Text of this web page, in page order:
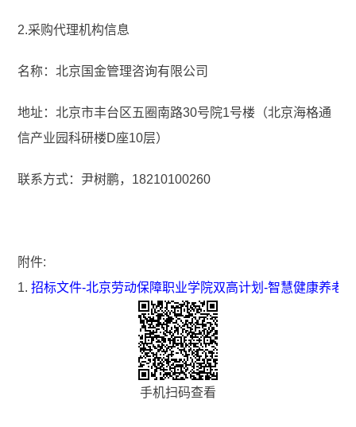
2.采购代理机构信息
名称：北京国金管理咨询有限公司
地址：北京市丰台区五圈南路30号院1号楼（北京海格通
信产业园科研楼D座10层）
联系方式：尹树鹏，18210100260
附件:
1.招标文件-北京劳动保障职业学院双高计划-智慧健康养老
手机扫码查看